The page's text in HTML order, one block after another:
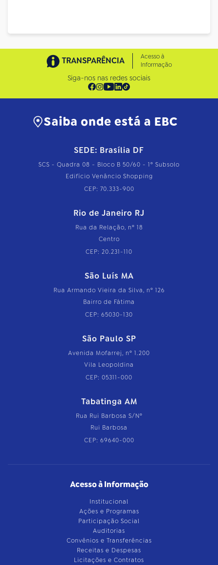
TRANSPARÊNCIA
Acesso à
Informação
Siga-nos nas redes sociais
Saiba onde está a EBC
SEDE: Brasília DF
SCS - Quadra 08 - Bloco B 50/60 - 1º Subsolo
Edifício Venâncio Shopping
CEP: 70.333-900
Rio de Janeiro RJ
Rua da Relação, nº 18
Centro
CEP: 20.231-110
São Luís MA
Rua Armando Vieira da Silva, nº 126
Bairro de Fátima
CEP: 65030-130
São Paulo SP
Avenida Mofarrej, nº 1.200
Vila Leopoldina
CEP: 05311-000
Tabatinga AM
Rua Rui Barbosa S/Nº
Rui Barbosa
CEP: 69640-000
Acesso à Informação
Institucional
Ações e Programas
Participação Social
Auditorias
Convênios e Transferências
Receitas e Despesas
Licitações e Contratos